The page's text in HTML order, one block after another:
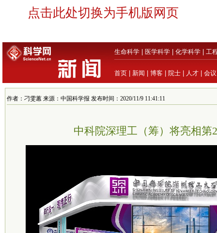
点击此处切换为手机版网页
生命科学 医学科学 化学科学 工
首页 新闻 博客 院士 人才 会议
作者：刁雯蕙 来源：中国科学报 发布时间：2020/11/9 11:41:11
中科院深理工（筹）将亮相第